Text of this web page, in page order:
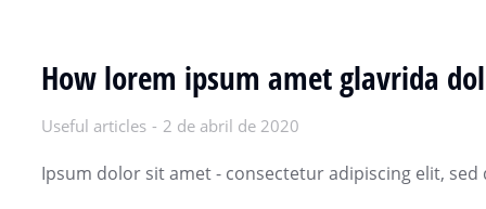
How lorem ipsum amet glavrida
Useful articles 2 de abril de 2020
Ipsum dolor sit amet - consectetur adipiscing elit,